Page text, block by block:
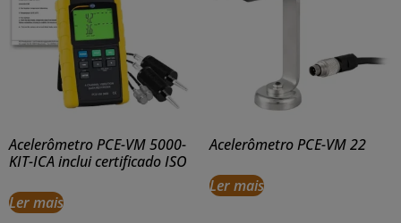
Acelerômetro PCE-VM 5000-
KIT-ICA inclui certificado ISO
Ler mais
Acelerômetro PCE-VM 22
Ler mais